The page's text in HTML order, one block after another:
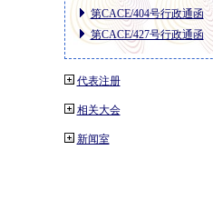
第CACE/404号行政通函
第CACE/427号行政通函
代表注册
相关大会
新闻室